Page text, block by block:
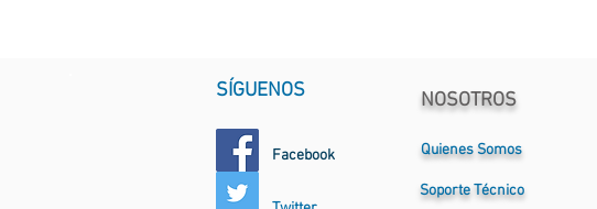
SÍGUENOS
Facebook
NOSOTROS
Quienes Somos
SoporteTécnico